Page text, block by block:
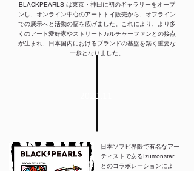
BLACKPEARLS は東京・神田に初のギャラリーをオープ
ンし、オンライン中心のアートトイ販売から、オフライン
での展示へと活動の幅を広げました。これにより、より多
くのアート愛好家やストリートカルチャーファンとの接点
が生まれ、日本国内におけるブランドの基盤を築く重要な
一歩となりました。
2020.11
日本ソフビ界隈で有名なアー
ティストであるIzumonster
とのコラボレーションによ